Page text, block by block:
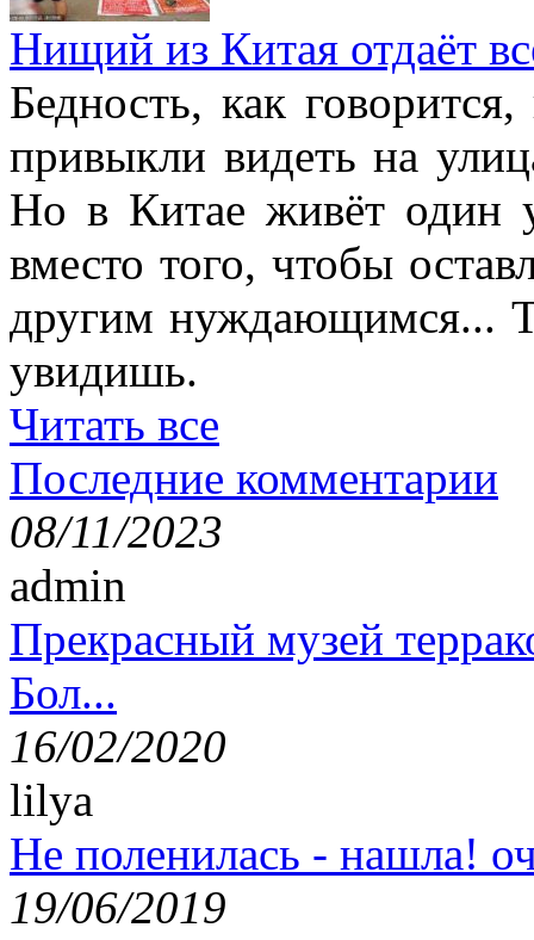
Нищий из Китая отдаёт
Бедность, как
привыкли видеть на
Но в Китае живёт один
вместо того, чтобы
другим нуждающимся...
увидишь.
Читать все
Последние комментарии
08/11/2023
admin
Прекрасный музей
Бол...
16/02/2020
lilya
Не поленилась - нашла!
19/06/2019